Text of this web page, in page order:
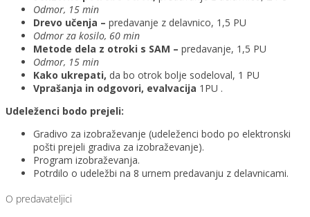
Odmor, 15 min
Drevo učenja – predavanje z delavnico, 1,5 PU
Odmor za kosilo, 60 min
Metode dela z otroki s SAM – predavanje, 1,5 PU
Odmor, 15 min
Kako ukrepati, da bo otrok bolje sodeloval, 1 PU
Vprašanja in odgovori, evalvacija 1PU .
Udeleženci bodo prejeli:
Gradivo za izobraževanje (udeleženci bodo po elektronski
pošti prejeli gradiva za izobraževanje).
Program izobraževanja.
Potrdilo o udeležbi na 8 urnem predavanju z delavnicami.
O predavateljici